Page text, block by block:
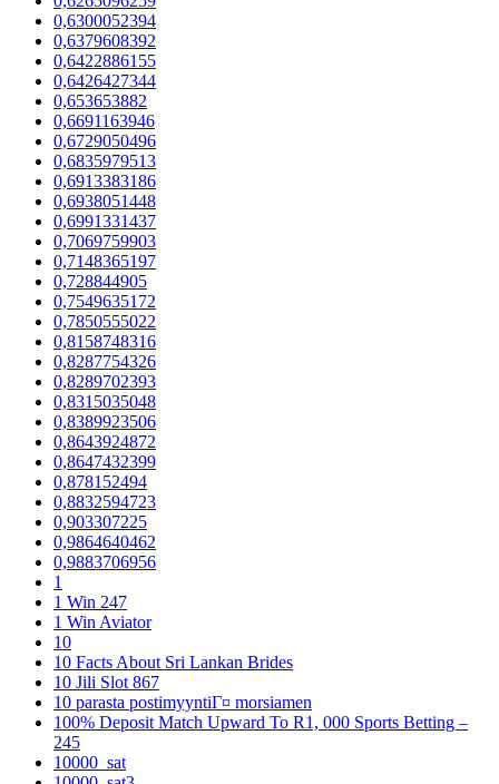
0,6300052394
0,6379608392
0,6422886155
0,6426427344
0,653653882
0,6691163946
0,6729050496
0,6835979513
0,6913383186
0,6938051448
0,6991331437
0,7069759903
0,7148365197
0,728844905
0,7549635172
0,7850555022
0,8158748316
0,8287754326
0,8289702393
0,8315035048
0,8389923506
0,8643924872
0,8647432399
0,878152494
0,8832594723
0,903307225
0,9864640462
0,9883706956
1
1 Win 247
1 Win Aviator
10
10 Facts About Sri Lankan Brides
10 Jili Slot 867
10 parasta postimyyntiГ¤ morsiamen
100% Deposit Match Upward To R1, 000 Sports Betting –
245
10000_sat